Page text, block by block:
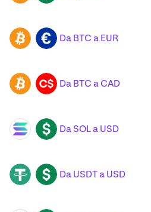
BTC EUR Da BTC a EUR
BTC CAD Da BTC a CAD
SOL USD Da SOL a USD
USDT USD Da USDT a USD